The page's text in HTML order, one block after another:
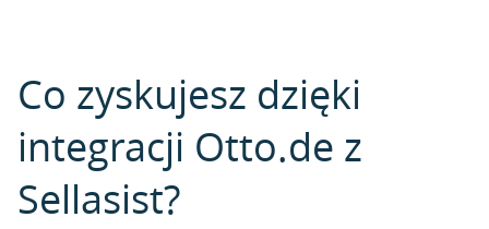
Co zyskujesz dzięki
integracji Otto.de z
Sellasist?